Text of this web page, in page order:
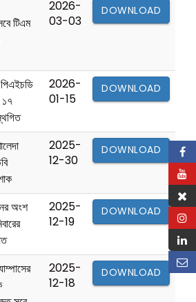
টিএম
2026-
03-03
DOWNLOAD
১৭
2026-
01-15
DOWNLOAD
2025-
12-30
DOWNLOAD
অংশ
2025-
12-19
DOWNLOAD
2025-
12-18
DOWNLOAD